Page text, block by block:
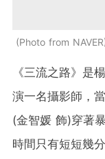
Photo from NAVER
《三流之路》是
演一名攝影師，
(金智媛 飾)穿著
時間只有短短幾